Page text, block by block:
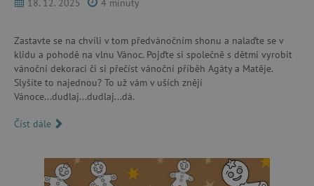
Zastavte se na chvíli v tom předvánočním shonu a nalaďte se v
klidu a pohodě na vlnu Vánoc. Pojďte si společně s dětmi vyrobit
vánoční dekoraci či si přečíst vánoční příběh Agáty a Matěje.
Slyšíte to najednou? To už vám v uších znějí
Vánoce...dudlaj...dudlaj...dá.
Číst dále